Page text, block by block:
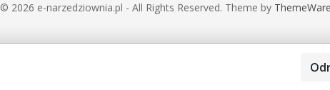
© 2026 e-narzedziownia.pl - All Rights Reserved. Theme by